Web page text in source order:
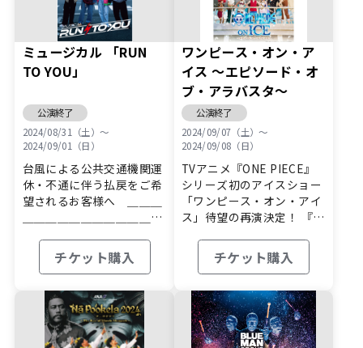
ミュージカル 「RUN
TO YOU」
公演終了
2024/08/31（土）〜
2024/09/01（日）
台風による公共交通機関運
休・不通に伴う払戻をご希
望されるお客様へ ＿＿＿
＿＿＿＿＿＿＿＿＿＿＿＿
チケット購入
ワンピース・オン・ア
イス ～エピソード・オ
ブ・アラバスタ～
公演終了
2024/09/07（土）〜
2024/09/08（日）
TVアニメ『ONE PIECE』
シリーズ初のアイスショー
「ワンピース・オン・アイ
ス」待望の再演決定！ 『…
チケット購入